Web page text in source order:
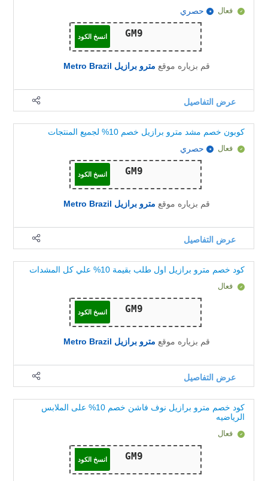
فعال حصري
انسخ الكود
قم بزياره موقع مترو برازيل Metro Brazil
عرض التفاصيل
كوبون خصم مشد مترو برازيل خصم 10% لجميع المنتجات
فعال حصري
انسخ الكود
قم بزياره موقع مترو برازيل Metro Brazil
عرض التفاصيل
كود خصم مترو برازيل اول طلب بقيمة 10% علي كل المشدات
فعال
انسخ الكود
قم بزياره موقع مترو برازيل Metro Brazil
عرض التفاصيل
كود خصم مترو برازيل نوف فاشن خصم 10% على الملابس
الرياضيه
فعال
انسخ الكود